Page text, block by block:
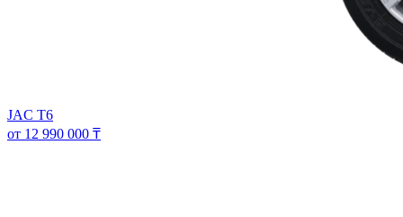
JAC T6
от 12 990 000 ₸